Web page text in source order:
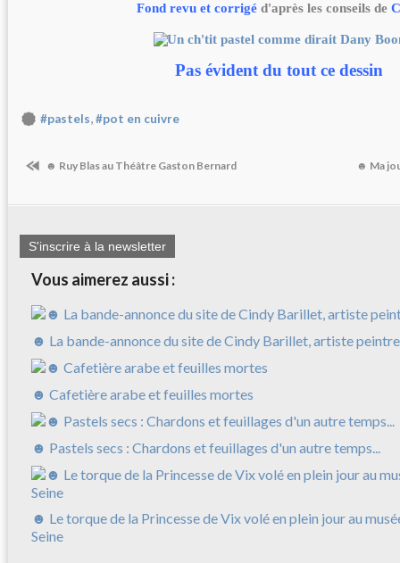
Fond revu et corrigé d'après les conseils de
Pas évident du tout ce dessin
#pastels,#pot en cuivre
☻ Ruy Blas au Théâtre Gaston Bernard ☻ Ma
S'inscrire à la newsletter
Vous aimerez aussi :
☻ La bande-annonce du site de Cindy Barillet, artiste peintre
☻ Cafetière arabe et feuilles mortes
☻ Pastels secs : Chardons et feuillages d'un autre temps...
☻ Le torque de la Princesse de Vix volé en plein jour au
Seine